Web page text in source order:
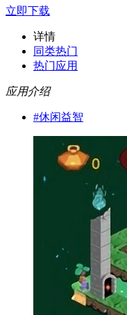
立即下载
详情
同类热门
热门应用
应用介绍
#休闲益智